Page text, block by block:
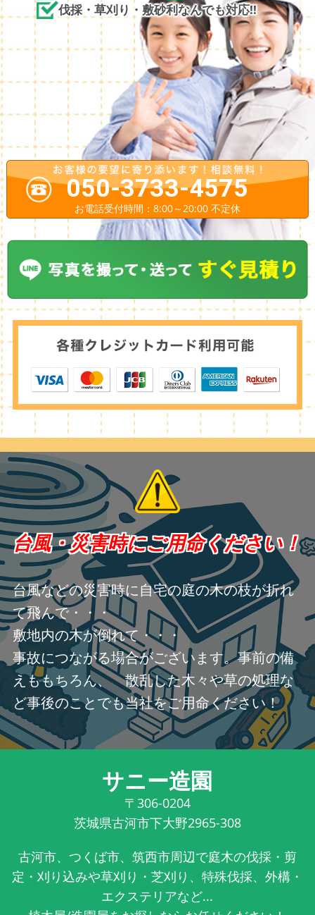
伐採・草刈り・敷砂利なんでも対応!!
050-3733-4575
お電話受付時間：8:00～20:00 不定休
台風・災害時にご用命ください！
台風などの災害時に自宅の庭の木の枝が折れ
て飛んで・・・
敷地内の木が倒れて・・・
事故につながる場合がございます。事前の備
えももちろん、 散乱した木々や草の処理な
ど事後のことでも当社をご用命ください！
サニー造園
〒306-0204
茨城県古河市下大野2965-308
古河市、つくば市、筑西市周辺で庭木の伐採・剪
定・刈り込みや草刈り・芝刈り、特殊伐採、外構・
エクステリアなど...